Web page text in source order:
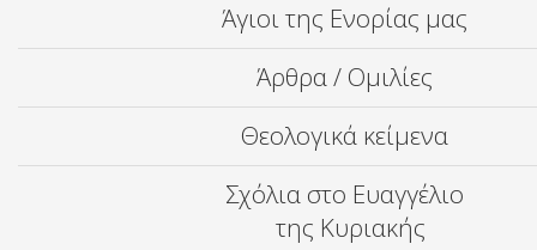
Άγιοι της Ενορίας μας
Άρθρα / Ομιλίες
Θεολογικά κείμενα
Σχόλια στο Ευαγγέλιο
της Κυριακής